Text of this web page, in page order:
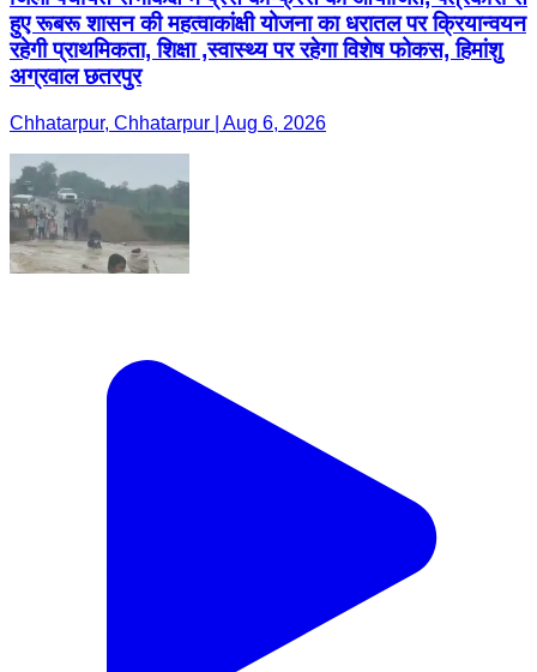
हुए रूबरू शासन की महत्वाकांक्षी योजना का धरातल पर क्रियान्वयन
रहेगी प्राथमिकता, शिक्षा ,स्वास्थ्य पर रहेगा विशेष फोकस, हिमांशु
अग्रवाल छतरपुर
Chhatarpur, Chhatarpur | Aug 6, 2026